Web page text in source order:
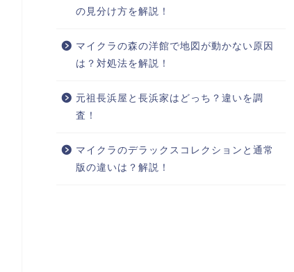
の見分け方を解説！
マイクラの森の洋館で地図が動かない原因
は？対処法を解説！
元祖長浜屋と長浜家はどっち？違いを調
査！
マイクラのデラックスコレクションと通常
版の違いは？解説！